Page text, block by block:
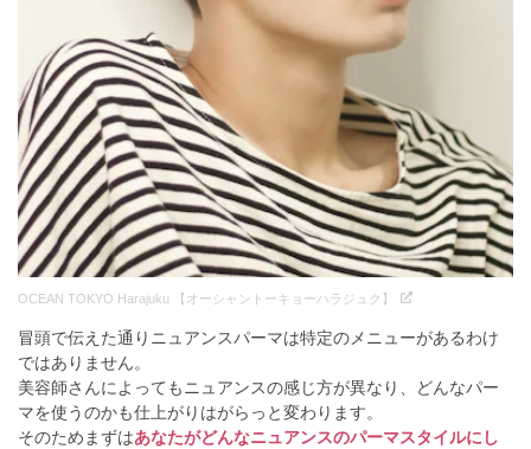
OCEAN TOKYO Harajuku 【オーシャントーキョーハラジュク】
冒頭で伝えた通りニュアンスパーマは特定のメニューがあるわけ
ではありません。
美容師さんによってもニュアンスの感じ方が異なり、どんなパー
マを使うのかも仕上がりはがらっと変わります。
そのためまずはあなたがどんなニュアンスのパーマスタイルにし